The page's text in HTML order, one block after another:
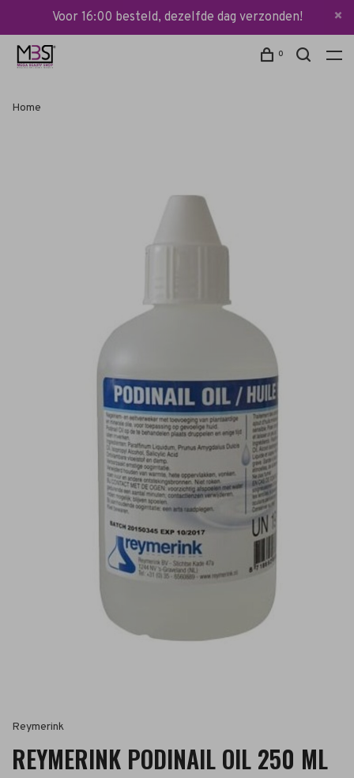
Voor 16:00 besteld, dezelfde dag verzonden!
0
Home
Reymerink
REYMERINK PODINAIL OIL 250 ML